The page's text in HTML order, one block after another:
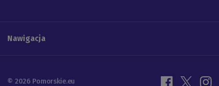
Nawigacja
© 2026 Pomorskie.eu